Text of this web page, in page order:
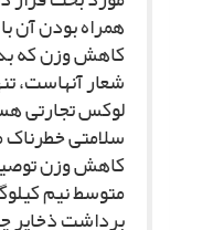
همراه بودن آن
کاهش وزن که
شعار آنهاست،
لوکس تجارتى
سلامتى
کاهش وزن
متوسط نیم
برداشت ذخایر